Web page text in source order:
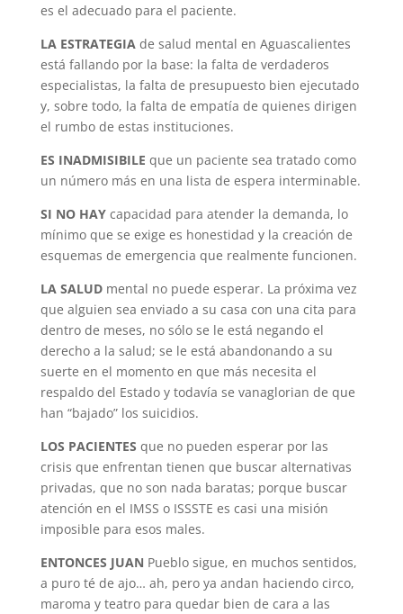
es el adecuado para el paciente.
LA ESTRATEGIA de salud mental en Aguascalientes
está fallando por la base: la falta de verdaderos
especialistas, la falta de presupuesto bien ejecutado
y, sobre todo, la falta de empatía de quienes dirigen
el rumbo de estas instituciones.
ES INADMISIBILE que un paciente sea tratado como
un número más en una lista de espera interminable.
SI NO HAY capacidad para atender la demanda, lo
mínimo que se exige es honestidad y la creación de
esquemas de emergencia que realmente funcionen.
LA SALUD mental no puede esperar. La próxima vez
que alguien sea enviado a su casa con una cita para
dentro de meses, no sólo se le está negando el
derecho a la salud; se le está abandonando a su
suerte en el momento en que más necesita el
respaldo del Estado y todavía se vanaglorian de que
han “bajado” los suicidios.
LOS PACIENTES que no pueden esperar por las
crisis que enfrentan tienen que buscar alternativas
privadas, que no son nada baratas; porque buscar
atención en el IMSS o ISSSTE es casi una misión
imposible para esos males.
ENTONCES JUAN Pueblo sigue, en muchos sentidos,
a puro té de ajo… ah, pero ya andan haciendo circo,
maroma y teatro para quedar bien de cara a las